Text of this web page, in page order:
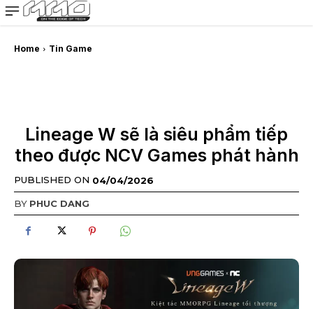
MMOSITE - Thông tin công nghệ
Bài viết nổi bật
Home Tin Game
Lineage W sẽ là siêu phẩm tiếp
theo được NCV Games phát hành
PUBLISHED ON 04/04/2026
BY PHUC DANG